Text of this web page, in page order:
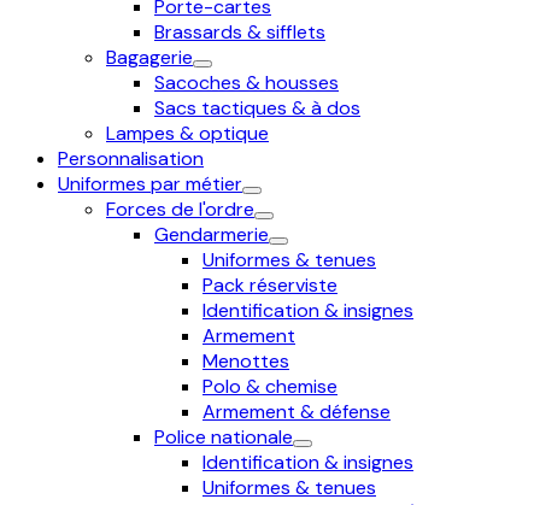
Porte-cartes
Brassards & sifflets
Bagagerie
Sacoches & housses
Sacs tactiques & à dos
Lampes & optique
Personnalisation
Uniformes par métier
Forces de l'ordre
Gendarmerie
Uniformes & tenues
Pack réserviste
Identification & insignes
Armement
Menottes
Polo & chemise
Armement & défense
Police nationale
Identification & insignes
Uniformes & tenues